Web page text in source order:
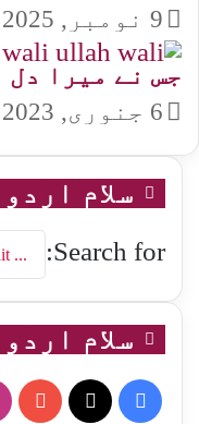
9 نومبر, 2025
جس نے میرا دل
6 جنوری, 2023
سلام
Search for:
سلام
Facebook